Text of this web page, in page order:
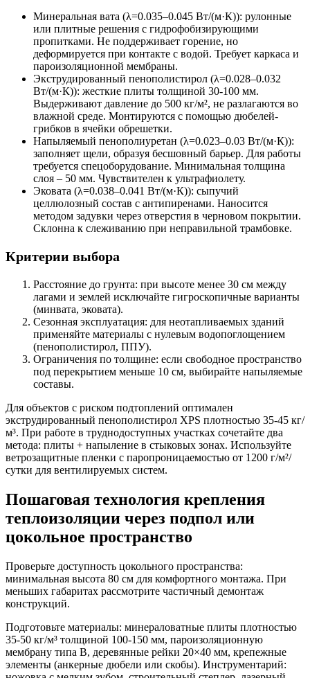
Минеральная вата (λ=0.035–0.045 Вт/(м·К)): рулонные
или плитные решения с гидрофобизирующими
пропитками. Не поддерживает горение, но
деформируется при контакте с водой. Требует каркаса и
пароизоляционной мембраны.
Экструдированный пенополистирол (λ=0.028–0.032
Вт/(м·К)): жесткие плиты толщиной 30-100 мм.
Выдерживают давление до 500 кг/м², не разлагаются во
влажной среде. Монтируются с помощью дюбелей-
грибков в ячейки обрешетки.
Напыляемый пенополиуретан (λ=0.023–0.03 Вт/(м·К)):
заполняет щели, образуя бесшовный барьер. Для работы
требуется спецоборудование. Минимальная толщина
слоя – 50 мм. Чувствителен к ультрафиолету.
Эковата (λ=0.038–0.041 Вт/(м·К)): сыпучий
целлюлозный состав с антипиренами. Наносится
методом задувки через отверстия в черновом покрытии.
Склонна к слеживанию при неправильной трамбовке.
Критерии выбора
Расстояние до грунта: при высоте менее 30 см между
лагами и землей исключайте гигроскопичные варианты
(минвата, эковата).
Сезонная эксплуатация: для неотапливаемых зданий
применяйте материалы с нулевым водопоглощением
(пенополистирол, ППУ).
Ограничения по толщине: если свободное пространство
под перекрытием меньше 10 см, выбирайте напыляемые
составы.
Для объектов с риском подтоплений оптимален
экструдированный пенополистирол XPS плотностью 35-45 кг/
м³. При работе в труднодоступных участках сочетайте два
метода: плиты + напыление в стыковых зонах. Используйте
ветрозащитные пленки с паропроницаемостью от 1200 г/м²/
сутки для вентилируемых систем.
Пошаговая технология крепления
теплоизоляции через подпол или
цокольное пространство
Проверьте доступность цокольного пространства:
минимальная высота 80 см для комфортного монтажа. При
меньших габаритах рассмотрите частичный демонтаж
конструкций.
Подготовьте материалы: минераловатные плиты плотностью
35-50 кг/м³ толщиной 100-150 мм, пароизоляционную
мембрану типа B, деревянные рейки 20×40 мм, крепежные
элементы (анкерные дюбели или скобы). Инструментарий: